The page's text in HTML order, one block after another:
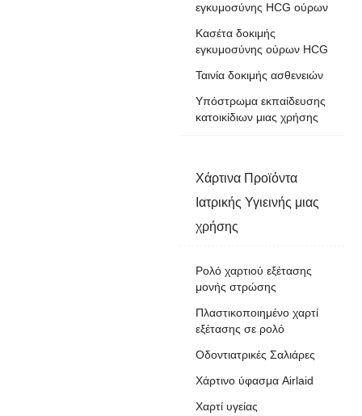
εγκυμοσύνης HCG ούρων
Κασέτα δοκιμής
εγκυμοσύνης ούρων HCG
Ταινία δοκιμής ασθενειών
Υπόστρωμα εκπαίδευσης
κατοικίδιων μιας χρήσης
Χάρτινα Προϊόντα
Ιατρικής Υγιεινής μιας
χρήσης
Ρολό χαρτιού εξέτασης
μονής στρώσης
Πλαστικοποιημένο χαρτί
εξέτασης σε ρολό
Οδοντιατρικές Σαλιάρες
Χάρτινο ύφασμα Airlaid
Χαρτί υγείας